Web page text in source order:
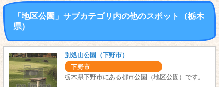
「地区公園」サブカテゴリ内の他のスポット（栃木
県）
別処山公園（下野市）
下野市
栃木県下野市にある都市公園（地区公園）です。